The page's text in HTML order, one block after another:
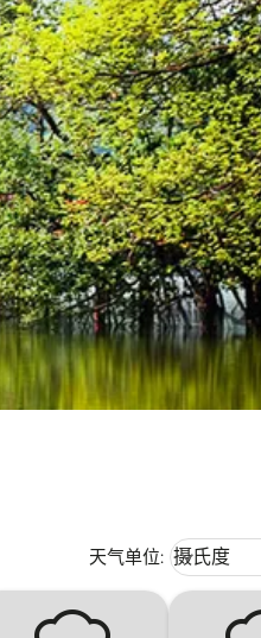
天气单位: Weather
摄氏度
keyboard_arrow_down